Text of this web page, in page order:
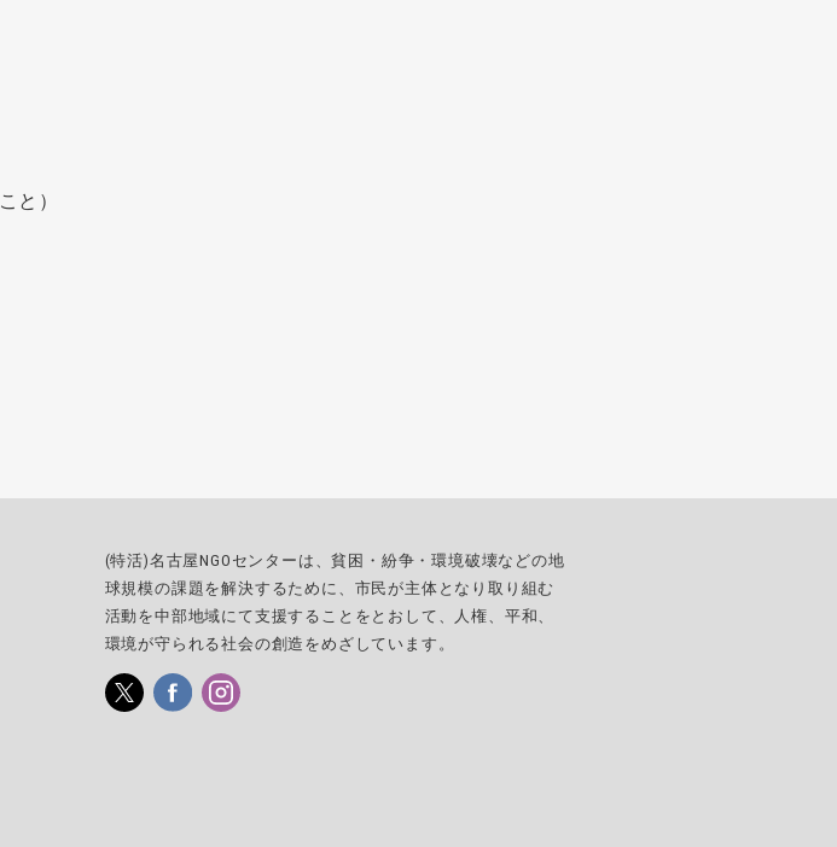
と）
(特活)名古屋NGOセンターは、貧困・紛争・環境破壊などの地
球規模の課題を解決するために、市民が主体となり取り組む
活動を中部地域にて支援することをとおして、人権、平和、
環境が守られる社会の創造をめざしています。